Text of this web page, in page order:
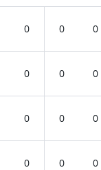
0 0 0
0 0 0
0 0 0
0 0 0